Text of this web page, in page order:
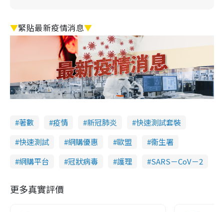
▼緊貼最新疫情消息▼
著數 疫情 新冠肺炎
快速測試套裝
快速測試
網購優惠 歐盟
衞生署
網購平台
冠狀病毒 護理 SARS－CoV－2
更多真實評價